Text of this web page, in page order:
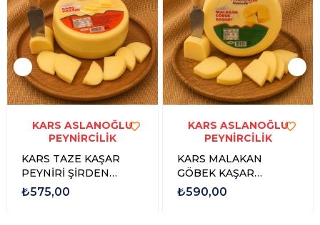
KARS ASLANOĞLU
PEYNİRCİLİK
KARS TAZE KAŞAR
PEYNİRİ ŞİRDEN
MAYALI
₺575,00
KARS ASLANOĞLU
PEYNİRCİLİK
KARS MALAKAN
GÖBEK KAŞAR
PEYNİRİ ŞİRDEN
MAYALI 1 KG
₺590,00